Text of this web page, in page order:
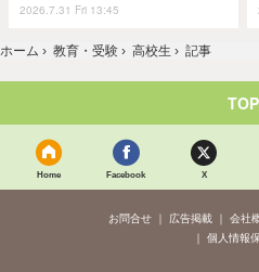
2026.7.31 Fri 13:45
ホーム › 教育・受験 › 高校生 › 記事
TOP
Home Facebook X
お問合せ 広告掲載 会社
個人情報